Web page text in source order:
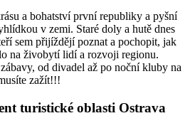
a bohatství první republiky a pyšní
v zemi. Staré doly a hutě dnes
sem přijíždějí poznat a pochopit, jak
na živobytí lidí a rozvoji regionu.
od divadel až po noční kluby na
zažít!!!
turistické oblasti Ostrava